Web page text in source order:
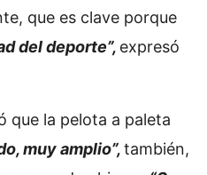
que es clave porque
del deporte”, expresó
que la pelota a paleta
muy amplio”,también,